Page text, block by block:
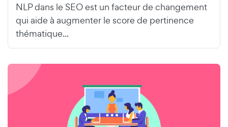
NLP dans le SEO est un facteur de changement
qui aide à augmenter le score de pertinence
thématique...